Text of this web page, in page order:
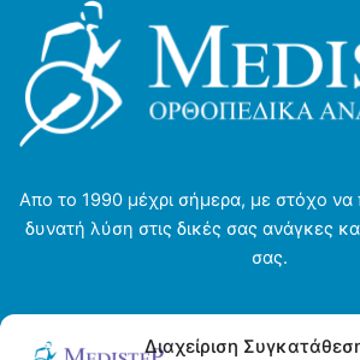
Διαχείριση
σελίδα
του
προϊόντος
Απο το 1990 μέχρι σήμερα, με στόχο
δυνατή λύση στις δικές σας ανάγκες
σας.